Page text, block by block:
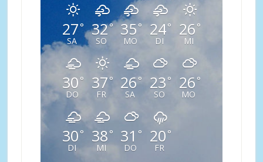
27°
SA
32°
SO
35°
MO
24°
DI
26 °
MI
30 °
DO
37°
FR
26°
SA
23 °
SO
26 °
MO
30°
DI
38 °
MI
31 °
DO
20 °
FR